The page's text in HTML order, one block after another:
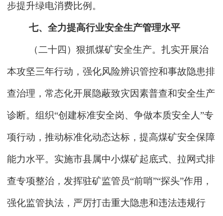
步提升绿电消费比例。
七、全力提高行业安全生产管理水平
（二十四）狠抓煤矿安全生产。扎实开展治
本攻坚三年行动，强化风险辨识管控和事故隐患排
查治理，常态化开展隐蔽致灾因素普查和安全生产
诊断。组织“创建标准安全岗、争做本质安全人”专
项行动，推动标准化动态达标，提高煤矿安全保障
能力水平。实施市县属中小煤矿起底式、拉网式排
查专项整治，发挥驻矿监管员“前哨”“探头”作用，
强化监管执法，严厉打击重大隐患和违法违规行